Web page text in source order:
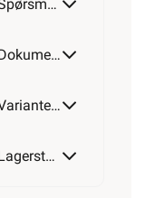
og svar
av artikkel